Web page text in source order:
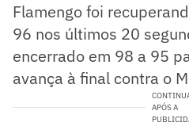
Flamengo foi
96 nos últimos 20
encerrado em 98 a 95
avança à final contra o
APÓS A